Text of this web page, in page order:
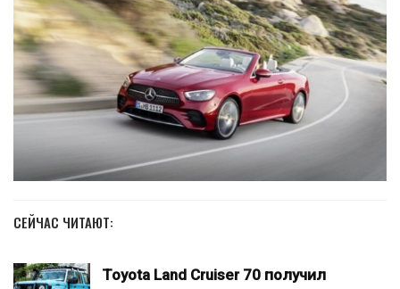
СЕЙЧАС ЧИТАЮТ:
Toyota Land Cruiser 70 получил